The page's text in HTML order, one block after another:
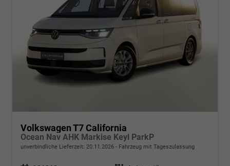
Volkswagen T7 California
Ocean Nav AHK Markise Keyl ParkP
unverbindliche Lieferzeit: 20.11.2026 Fahrzeug mit Tageszulassung